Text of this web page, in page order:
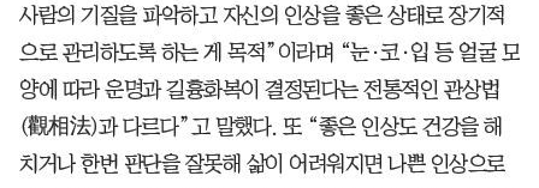
사람의 기질을 파악하고 자신의 인상을 좋은 상태로 장기적
으로 관리하도록 하는 게 목적”이라며 “눈·코·입 등 얼굴 모
양에 따라 운명과 길흉화복이 결정된다는 전통적인 관상법
(觀相法)과 다르다”고 말했다. 또 “좋은 인상도 건강을 해
치거나 한번 판단을 잘못해 삶이 어려워지면 나쁜 인상으로